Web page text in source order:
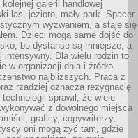
galerii handlowej
las, jezioro, mały park. Spacer
wyzwaniem, a staje się
Dzieci mogą same dojść do
bo dystanse są mniejsze, a
intensywny. Dla wielu rodzin to
w organizacji dnia i źródło
najbliższych. Praca z
rzadziej oznacza rezygnację
sprawił, że wiele
z dowolnego miejsca
graficy, copywriterzy,
oni mogą żyć tam, gdzie